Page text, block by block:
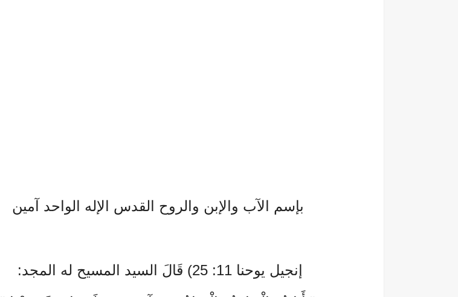
بإسم الآب والإبن والروح القدس الإله الواحد آمين
إنجيل يوحنا 11: 25) قَالَ السيد المسيح له المجد: